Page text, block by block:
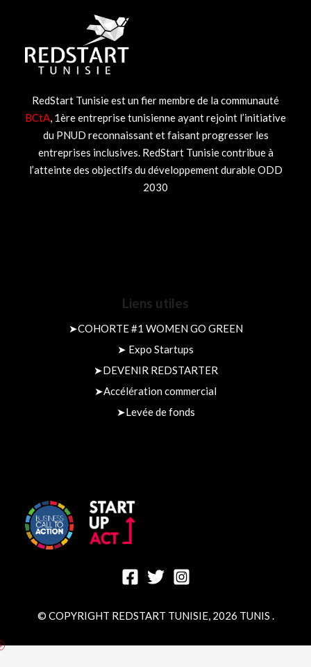
RedStart Tunisie est un fier membre de la communauté
BCtA, 1ère entreprise tunisienne ayant rejoint l’initiative
du PNUD reconnaissant et faisant progresser les
entreprises inclusives. RedStart Tunisie contribue à
l’atteinte des objectifs du développement durable ODD
2030
Liens utiles
➤COHORTE #1 WOMEN GO GREEN
➤ Expo Startups
➤DEVENIR REDSTARTER
➤Accélération commercial
➤Levée de fonds​
© COPYRIGHT REDSTART TUNISIE, 2026 TUNIS .